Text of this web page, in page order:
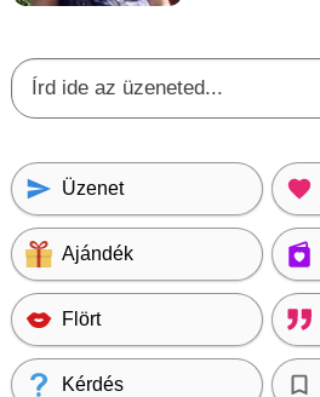
Üzenet
Ajándék
Flört
Kérdés